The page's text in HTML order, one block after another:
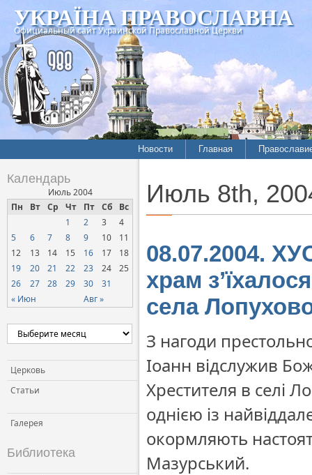
УКРАЇНА ПРАВОСЛАВНА
Официальный сайт Украинской Православной Церкви
Новости
Межконфессиональные
отношения
Официальная хроника
Расколы, ереси, секты
СОЦИАЛЬНОЕ
СЛУЖЕНИЕ
Церковь и общество
Церковь и СМИ
Главная
История
Календарь
Июль 2004
Пн
Вт Ср Чт Пт Сб Вс
« Июн Авг »
1 2 3
4
5
6 7 8 9 10
11
12
13 14 15 16 17
18
19
20 21 22 23 24
25
26
27 28 29 30 31
Церковь
Статьи
Галерея
Библиотека
Июль 8th,
08.07.2004.
храм
села
З нагоди
Іоанн відслужив
Хрестителя в селі
однією із
окормляють
Мазурський.